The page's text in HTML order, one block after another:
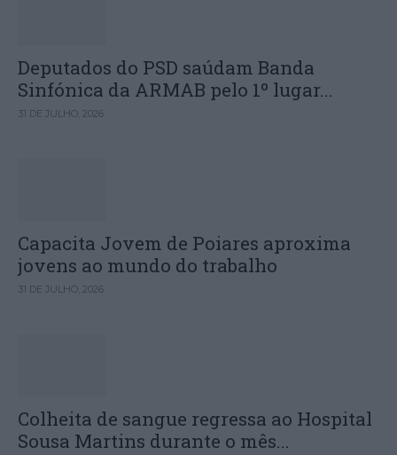
Deputados do PSD saúdam Banda
Sinfónica da ARMAB pelo 1º lugar...
31 DE JULHO, 2026
Capacita Jovem de Poiares aproxima
jovens ao mundo do trabalho
31 DE JULHO, 2026
Colheita de sangue regressa ao Hospital
Sousa Martins durante o mês...